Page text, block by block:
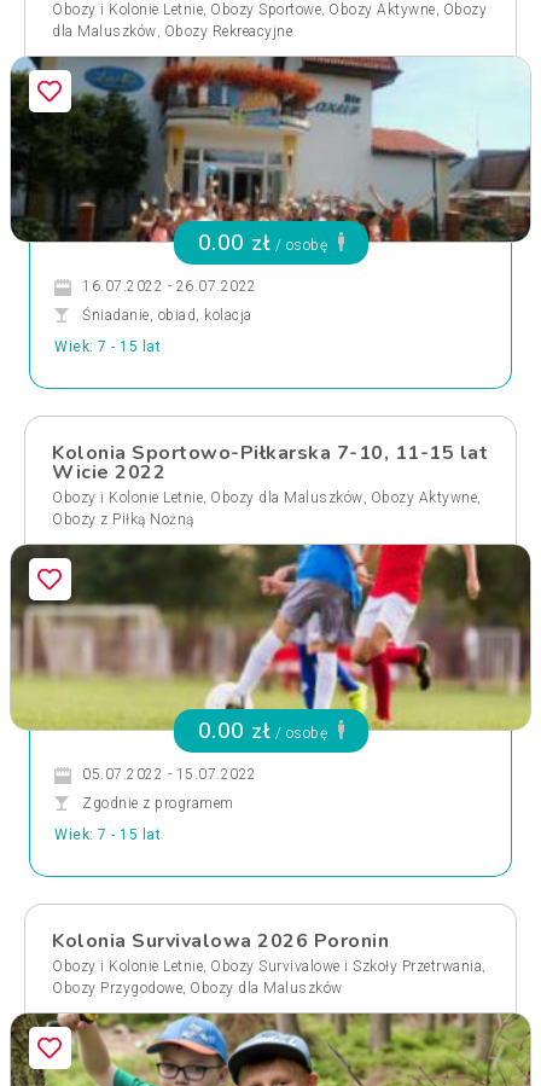
Obozy i Kolonie Letnie, Obozy Sportowe, Obozy Aktywne, Obozy
dla Maluszków, Obozy Rekreacyjne
0.00 zł / osobę
16.07.2022 - 26.07.2022
Śniadanie, obiad, kolacja
Wiek: 7 - 15 lat
Kolonia Sportowo-Piłkarska 7-10, 11-15 lat
Wicie 2022
Obozy i Kolonie Letnie, Obozy dla Maluszków, Obozy Aktywne,
Obozy z Piłką Nożną
0.00 zł / osobę
05.07.2022 - 15.07.2022
Zgodnie z programem
Wiek: 7 - 15 lat
Kolonia Survivalowa 2026 Poronin
Obozy i Kolonie Letnie, Obozy Survivalowe i Szkoły Przetrwania,
Obozy Przygodowe, Obozy dla Maluszków